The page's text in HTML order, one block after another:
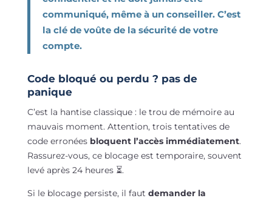
communiqué, même à un conseiller. C’est
la clé de voûte de la sécurité de votre
compte.
Code bloqué ou perdu ? pas de
panique
C’est la hantise classique : le trou de mémoire au
mauvais moment. Attention, trois tentatives de
code erronées bloquent l’accès immédiatement.
Rassurez-vous, ce blocage est temporaire, souvent
levé après 24 heures ⏳.
Si le blocage persiste, il faut demander la